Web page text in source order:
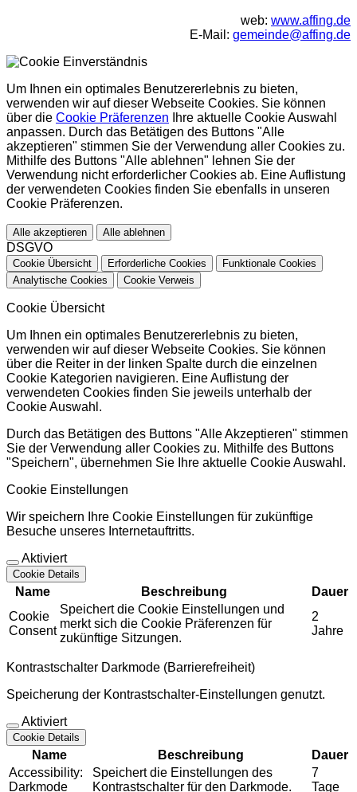
web: www.affing.de
E-Mail: gemeinde@affing.de
Um Ihnen ein optimales Benutzererlebnis zu bieten,
verwenden wir auf dieser Webseite Cookies. Sie können
über die Cookie Präferenzen Ihre aktuelle Cookie Auswahl
anpassen. Durch das Betätigen des Buttons "Alle
akzeptieren" stimmen Sie der Verwendung aller Cookies zu.
Mithilfe des Buttons "Alle ablehnen" lehnen Sie der
Verwendung nicht erforderlicher Cookies ab. Eine Auflistung
der verwendeten Cookies finden Sie ebenfalls in unseren
Cookie Präferenzen.
Alle akzeptieren Alle ablehnen
DSGVO
Cookie Übersicht Erforderliche Cookies
Funktionale Cookies
Analytische Cookies
Cookie Verweis
Cookie Übersicht
Um Ihnen ein optimales Benutzererlebnis zu bieten,
verwenden wir auf dieser Webseite Cookies. Sie können
über die Reiter in der linken Spalte durch die einzelnen
Cookie Kategorien navigieren. Eine Auflistung der
verwendeten Cookies finden Sie jeweils unterhalb der
Cookie Auswahl.
Durch das Betätigen des Buttons "Alle Akzeptieren" stimmen
Sie der Verwendung aller Cookies zu. Mithilfe des Buttons
"Speichern", übernehmen Sie Ihre aktuelle Cookie Auswahl.
Cookie Einstellungen
Wir speichern Ihre Cookie Einstellungen für zukünftige
Besuche unseres Internetauftritts.
Aktiviert
Cookie Details
Name Beschreibung
Dauer
Cookie
Consent
Speichert die Cookie Einstellungen und
merkt sich die Cookie Präferenzen für
zukünftige Sitzungen.
2
Jahre
Kontrastschalter Darkmode (Barrierefreiheit)
Speicherung der Kontrastschalter-Einstellungen genutzt.
Aktiviert
Cookie Details
Name Beschreibung
Dauer
Accessibility:
Darkmode
Speichert die Einstellungen des
Kontrastschalter für den Darkmode.
7
Tage